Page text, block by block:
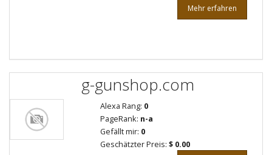
Mehr erfahren
g-gunshop.com
Alexa Rang: 0
PageRank: n-a
Gefällt mir: 0
Geschätzter Preis: $ 0.00